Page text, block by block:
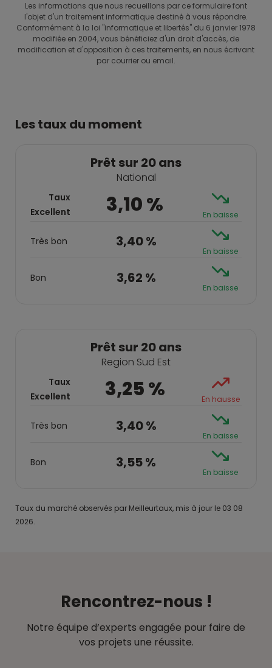
Les informations que nous recueillons par ce formulaire font
l'objet d'un traitement informatique destiné à vous répondre.
Conformément à la loi "informatique et libertés" du 6 janvier 1978
modifiée en 2004, vous bénéficiez d'un droit d'accès, de
modification et d'opposition à ces traitements, en nous écrivant
par courrier ou email.
Les taux du moment
Prêt sur 20 ans
National
Taux
Excellent
3,10 % En baisse
Très bon 3,40 %
En baisse
Bon 3,62 %
En baisse
Prêt sur 20 ans
Region Sud Est
Taux
Excellent
3,25 % En hausse
Très bon 3,40 %
En baisse
Bon 3,55 %
En baisse
Taux du marché observés par Meilleurtaux, mis à jour le 03 08
2026.
Rencontrez-nous !
Notre équipe d’experts engagée pour faire de
vos projets une réussite.